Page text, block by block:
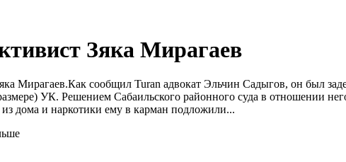
Зяка Мирагаев
Мирагаев.Как сообщил Turan адвокат Эльчин Садыгов, он был
УК. Решением Сабаильского районного суда в отношении
дома и наркотики ему в карман подложили...